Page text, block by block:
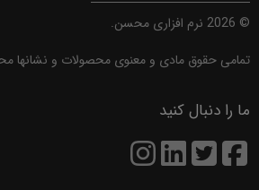
©
2026 نرم افزاری محسن.
تمامی حقوق مادی و معنوی محصولات و نشانها
ما را دنبال کنید